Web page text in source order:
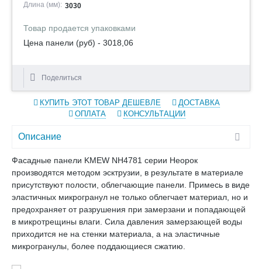
Длина (мм): 3030
Товар продается упаковками
Цена панели (руб) - 3018,06
Поделиться
КУПИТЬ ЭТОТ ТОВАР ДЕШЕВЛЕ
ДОСТАВКА
ОПЛАТА
КОНСУЛЬТАЦИИ
Описание
Фасадные панели KMEW NH4781 серии Неорок
производятся методом эсктрузии, в результате в материале
присутствуют полости, облегчающие панели. Примесь в виде
эластичных микрогранул не только облегчает материал, но и
предохраняет от разрушения при замерзани и попадающей
в микротрещины влаги. Сила давления замерзающей воды
приходится не на стенки материала, а на эластичные
микрогранулы, более поддающиеся сжатию.